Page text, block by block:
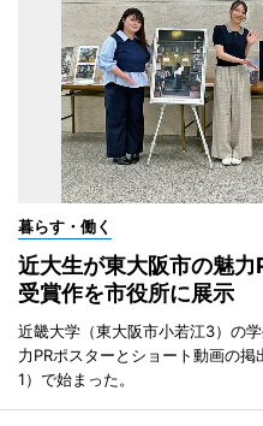
暮らす・働く
近大生が東大阪市の魅
受賞作を市役所に展示
近畿大学（東大阪市小若江3）の
力PRポスターとショート動画の
1）で始まった。